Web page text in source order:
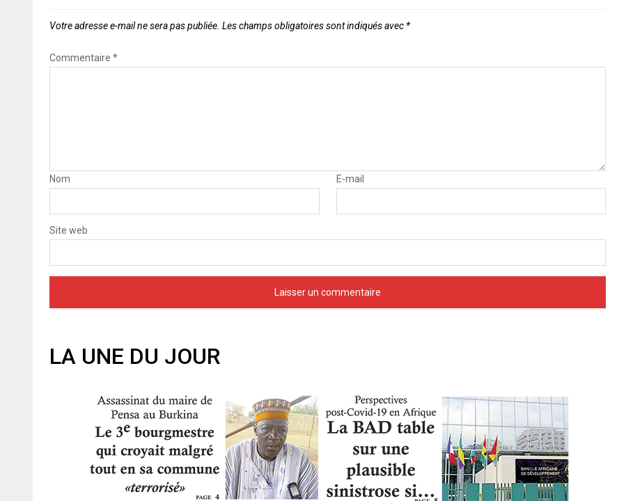
Votre adresse e-mail ne sera pas publiée. Les champs obligatoires sont indiqués avec *
Commentaire*
Nom E-mail
Site web
LA UNE DU JOUR